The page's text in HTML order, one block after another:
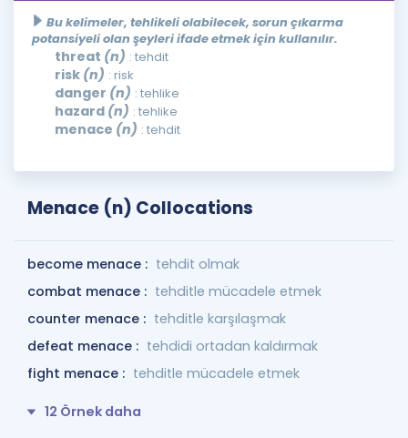
Bu kelimeler, tehlikeli olabilecek, sorun çıkarma
potansiyeli olan şeyleri ifade etmek için kullanılır.
threat (n) : tehdit
risk (n) : risk
danger (n) : tehlike
hazard (n) : tehlike
menace (n) : tehdit
Menace (n) Collocations
become menace : tehdit olmak
combat menace : tehditle mücadele etmek
counter menace : tehditle karşılaşmak
defeat menace : tehdidi ortadan kaldırmak
fight menace : tehditle mücadele etmek
12 Örnek daha